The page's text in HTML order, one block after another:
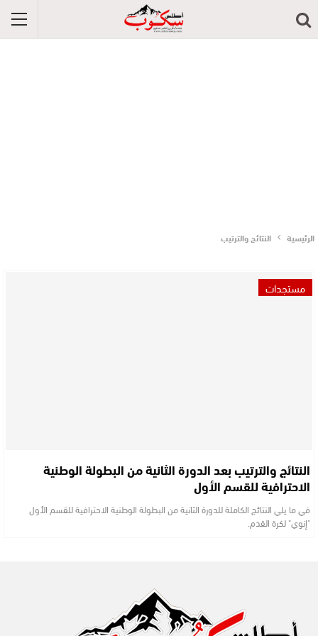
الرئيسية النتائج والترتيب
مستجدات
النتائج والترتيب بعد الدورة الثانية من البطولة الوطنية
الاحترافية للقسم الأول
في ما يلي النتائج الكاملة للدورة الثانية من البطولة الوطنية الاحترافية للقسم الأول
"إنوي" لكرة القدم.